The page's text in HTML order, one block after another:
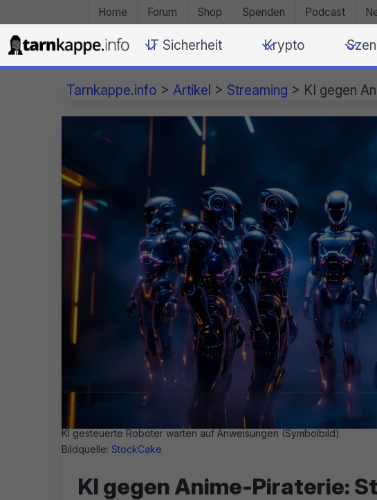
Home Forum Shop Spenden Podcast
IT Sicherheit Krypto
Tarnkappe.info > Artikel > Streaming > KI gegen
KI gesteuerte Roboter warten auf Anweisungen (Symbolbild)
Bildquelle: StockCake
KI gegen Anime-Piraterie: